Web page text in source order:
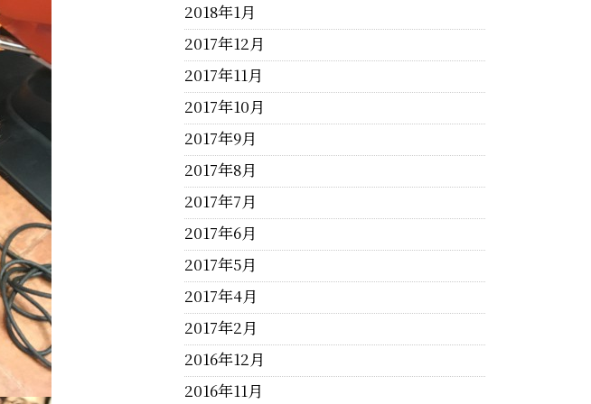
2018年1月
2017年12月
2017年11月
2017年10月
2017年9月
2017年8月
2017年7月
2017年6月
2017年5月
2017年4月
2017年2月
2016年12月
2016年11月